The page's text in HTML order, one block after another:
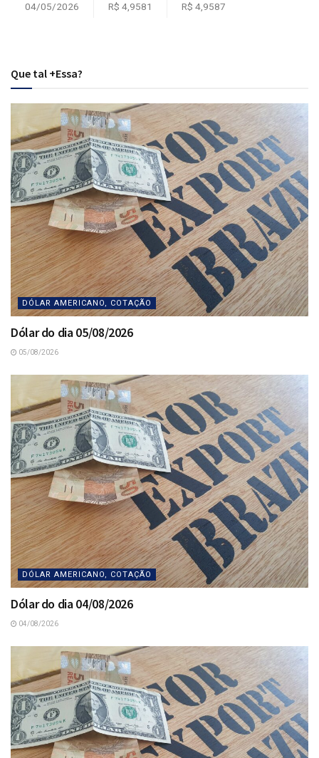
04/05/2026 R$ 4,9581 R$ 4,9587
Que tal +Essa?
DÓLAR AMERICANO, COTAÇÃO
Dólar do dia 05/08/2026
05/08/2026
DÓLAR AMERICANO, COTAÇÃO
Dólar do dia 04/08/2026
04/08/2026